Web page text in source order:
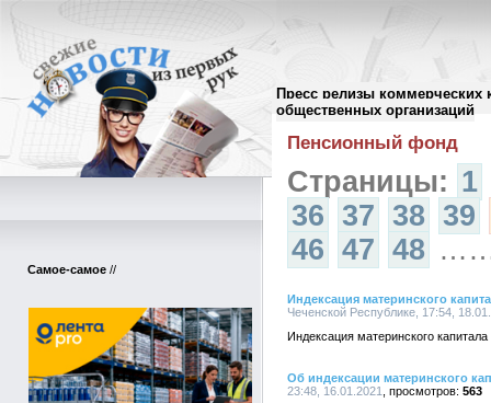
Пресс релизы коммерческих
общественных организаций
Самое-самое //
Архив пресс-релизов//
Пенсионный фонд
Страницы: 1
36 37 38 39
46 47 48
Индексация материнского
Чеченской Республике, 17:54,
Индексация материнского капитала
Об индексации материнского
23:48, 16.01.2021
563